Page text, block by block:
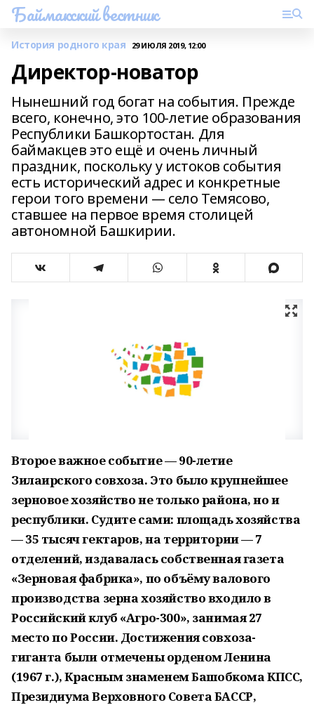
Баймакский вестник
История родного края 29 ИЮЛЯ 2019, 12:00
Директор-новатор
Нынешний год богат на события. Прежде
всего, конечно, это 100-летие образования
Республики Башкортостан. Для
баймакцев это ещё и очень личный
праздник, поскольку у истоков события
есть исторический адрес и конкретные
герои того времени — село Темясово,
ставшее на первое время столицей
автономной Башкирии.
Второе важное событие — 90-летие
Зилаирского совхоза. Это было крупнейшее
зерновое хозяйство не только района, но и
республики. Судите сами: площадь хозяйства
— 35 тысяч гектаров, на территории — 7
отделений, издавалась собственная газета
«Зерновая фабрика», по объёму валового
производства зерна хозяйство входило в
Российский клуб «Агро-300», занимая 27
место по России. Достижения совхоза-
гиганта были отмечены орденом Ленина
(1967 г.), Красным знаменем Башобкома КПСС,
Президиума Верховного Совета БАССР,